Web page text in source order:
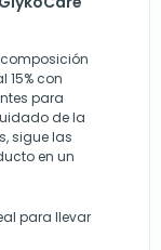
composición
con
para
de la
sigue las
en un
para llevar